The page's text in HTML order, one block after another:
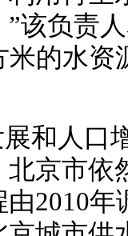
该负责
的水资
和人口
京市依
2010年